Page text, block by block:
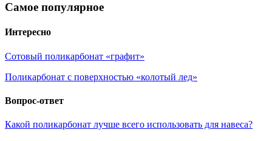
Самое популярное
Интересно
Сотовый поликарбонат «графит»
Поликарбонат с поверхностью «колотый лед»
Вопрос-ответ
Какой поликарбонат лучше всего использовать для навеса?